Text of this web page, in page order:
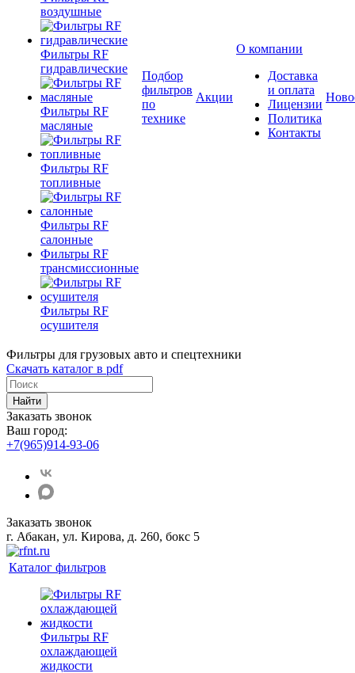
воздушные
Фильтры RF
гидравлические
Фильтры RF
масляные
Фильтры RF
топливные
Фильтры RF
салонные
Фильтры RF
трансмиссионные
Фильтры RF
осушителя
Подбор
фильтров
по
технике
Акции
О компании
Доставка
и оплата
Лицензии
Политика
Контакты
Фильтры для грузовых авто и спецтехники
Скачать каталог в pdf
Найти
Заказать звонок
Ваш город:
+7(965)914-93-06
Заказать звонок
г. Абакан, ул. Кирова, д. 260, бокс 5
Каталог фильтров
Фильтры RF
охлаждающей
жидкости